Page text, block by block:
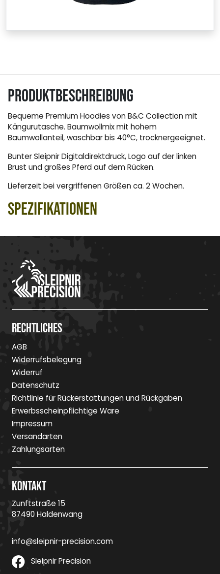
Produktbeschreibung
Bequeme Premium Hoodies von B&C Collection mit
Kängurutasche. Baumwollmix mit hohem
Baumwollanteil, waschbar bis 40°C, trocknergeeignet.
Bunter Sleipnir Digitaldirektdruck, Logo auf der linken
Brust und großes Pferd auf dem Rücken.
Lieferzeit bei vergriffenen Größen ca. 2 Wochen.
Spezifikationen
Rechtliches
AGB
Widerrufsbelegung
Widerruf
Datenschutz
Richtlinie für Rückerstattungen und Rückgaben
Erwerbsscheinpflichtige Ware
Impressum
Versandarten
Zahlungsarten
Kontakt
Zunftstraße 15
87490 Haldenwang
info@sleipnir-precision.com
Sleipnir Precision